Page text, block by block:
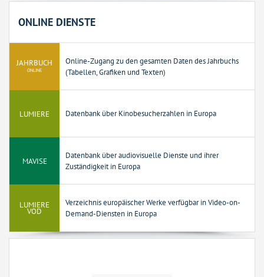
ONLINE DIENSTE
JAHRBUCH
ONLINE
Online-Zugang zu den gesamten Daten des Jahrbuchs
(Tabellen, Grafiken und Texten)
LUMIERE Datenbank über Kinobesucherzahlen in Europa
MAVISE
Datenbank über audiovisuelle Dienste und ihrer
Zuständigkeit in Europa
LUMIERE
VOD
Verzeichnis europäischer Werke verfügbar in Video-on-
Demand-Diensten in Europa